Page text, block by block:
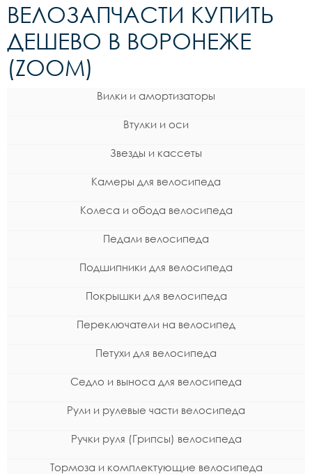
ВЕЛОЗАПЧАСТИ КУПИТЬ
ДЕШЕВО В ВОРОНЕЖЕ
(ZOOM)
Вилки и амортизаторы
Втулки и оси
Звезды и кассеты
Камеры для велосипеда
Колеса и обода велосипеда
Педали велосипеда
Подшипники для велосипеда
Покрышки для велосипеда
Переключатели на велосипед
Петухи для велосипеда
Седло и выноса для велосипеда
Рули и рулевые части велосипеда
Ручки руля (Грипсы) велосипеда
Тормоза и комплектующие велосипеда